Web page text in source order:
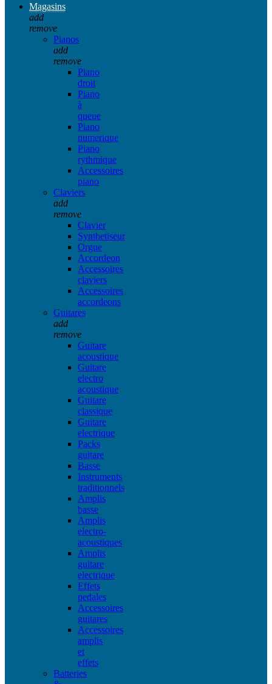
Magasins
add
remove
Pianos
add
remove
Piano
droit
Piano
à
queue
Piano
numerique
Piano
rythmique
Accessoires
piano
Claviers
add
remove
Clavier
Synthetiseur
Orgue
Accordeon
Accessoires
claviers
Accessoires
accordeons
Guitares
add
remove
Guitare
acoustique
Guitare
electro
acoustique
Guitare
classique
Guitare
electrique
Packs
guitare
Basse
Instruments
traditionnels
Amplis
basse
Amplis
electro-
acoustiques
Amplis
guitare
electrique
Effets
pedales
Accessoires
guitares
Accessoires
amplis
et
effets
Batteries